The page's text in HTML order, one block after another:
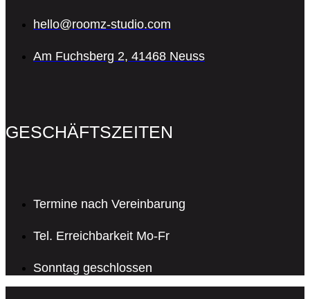
hello@roomz-studio.com
Am Fuchsberg 2, 41468 Neuss
GESCHÄFTSZEITEN
Termine nach Vereinbarung
Tel. Erreichbarkeit Mo-Fr
Sonntag geschlossen